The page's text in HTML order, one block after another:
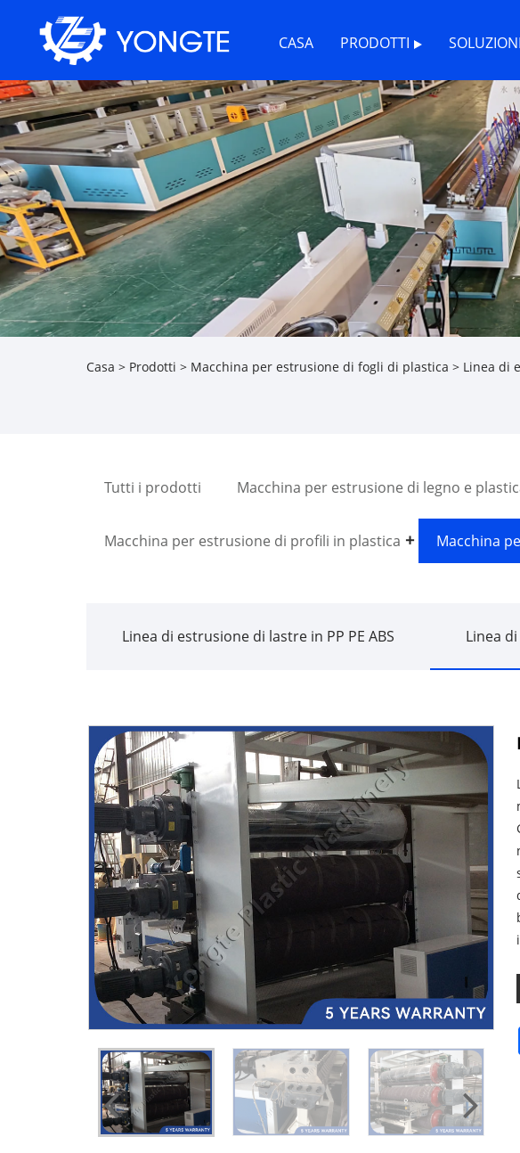
CASA PRODOTTI SOLUZIONI
Casa > Prodotti > Macchina per estrusione di fogli di plastica > Linea di
Tutti i prodotti Macchina per estrusione di legno e
Macchina per estrusione di profili in plastica Macchina
Linea di estrusione di lastre in PP PE ABS Linea